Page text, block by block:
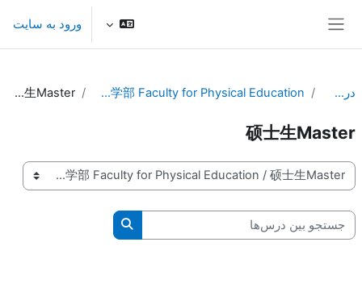
ورود به سایت
درس‌ها 体育教学部 Faculty for Physical Education
硕士生Master
硕士生Master
طبقه‌های درسی
جستجو بین درس‌ها
جستجو بین درس‌ها